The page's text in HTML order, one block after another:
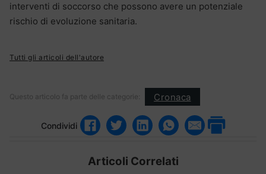
interventi di soccorso che possono avere un potenziale
rischio di evoluzione sanitaria.
Tutti gli articoli dell'autore
Questo articolo fa parte delle categorie: Cronaca
Condividi
Articoli Correlati